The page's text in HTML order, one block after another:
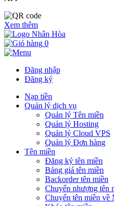
Xem thêm
0
Đăng nhập
Đăng ký
Nạp tiền
Quản lý dịch vụ
Quản lý Tên miền
Quản lý Hosting
Quản lý Cloud VPS
Quản lý Đơn hàng
Tên miền
Đăng ký tên miền
Bảng giá tên miền
Backorder tên miền
Chuyển nhượng tên
Chuyển tên miền về